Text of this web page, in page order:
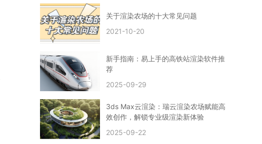
渲染图黑色
云渲染农场价格
建筑效果图渲染
渲染速度慢
贴图教程
CG角色制作心得
动画渲染 在线渲染
渲染技巧
雕刻3D模型
Blender云端渲染
maya渲染 CG动画
动画制作
Blender
CG渲染 渲染农场
3dmax云端渲染
渲染图
CG原画
clarisse教程
拟真人物制作 实时渲染
视觉效果
视觉特效
特效 VRay制作案例
VFX案例
手动渲染农场
云渲染小课堂
CPU渲染
Arnold案例
关于渲染农场的十大常见问题
2021-10-20
新手指南：易上手的高铁站渲染软件推
荐
2025-09-29
3ds Max云渲染：瑞云渲染农场赋能高
效创作，解锁专业级渲染新体验
2025-09-22